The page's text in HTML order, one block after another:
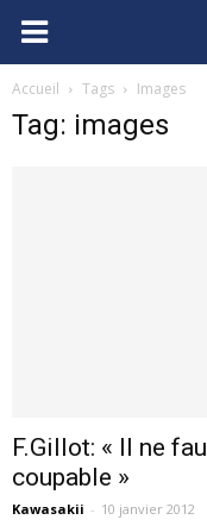
FCGB.net
Accueil Tags Images
Tag: images
F.Gillot: « Il ne
coupable »
Kawasakii - 10 janvier 2012